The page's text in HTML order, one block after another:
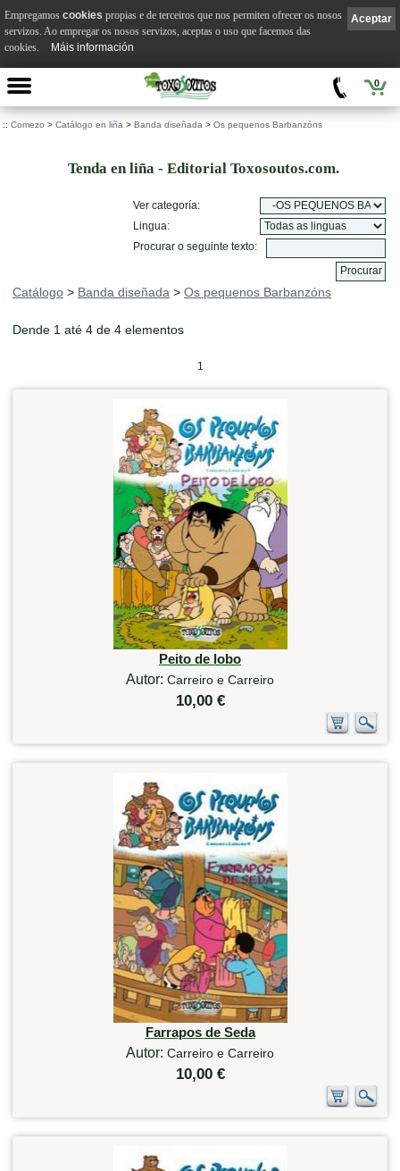
0
:: Comezo > Catálogo en liña > Banda diseñada > Os pequenos Barbanzóns
Tenda en liña - Editorial Toxosoutos.com.
Ver categoría:
Lingua:
Procurar o seguinte texto:
Catálogo > Banda diseñada > Os pequenos Barbanzóns
Dende 1 até 4 de 4 elementos
1
Peito de lobo
Autor: Carreiro e Carreiro
10,00 €
Farrapos de Seda
Autor: Carreiro e Carreiro
10,00 €
Aceptar
Empregamos cookies propias e de terceiros que nos permiten ofrecer os nosos
servizos. Ao empregar os nosos servizos, aceptas o uso que facemos das
cookies.
Máis información